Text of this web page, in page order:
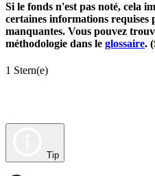
Si le fonds n'est pas noté, cela
certaines informations requises
manquantes. Vous pouvez
méthodologie dans le glossaire.
1 Stern(e)
Tip